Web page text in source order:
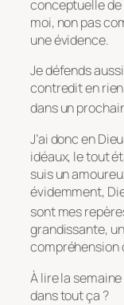
conceptuelle de
moi, non pas
une évidence.
Je défends
contredit en
dans un
J’ai donc en
idéaux, le tout
suis un
évidemment,
sontmes
grandissante,
compréhension
À lire la
dans tout ça ?